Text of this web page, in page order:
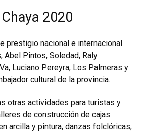
2020
prestigio nacional e internacional
Abel Pintos, Soledad, Raly
Luciano Pereyra, Los Palmeras y
cultural de la provincia.
otras actividades para turistas y
de construcción de cajas
arcilla y pintura, danzas folclóricas,